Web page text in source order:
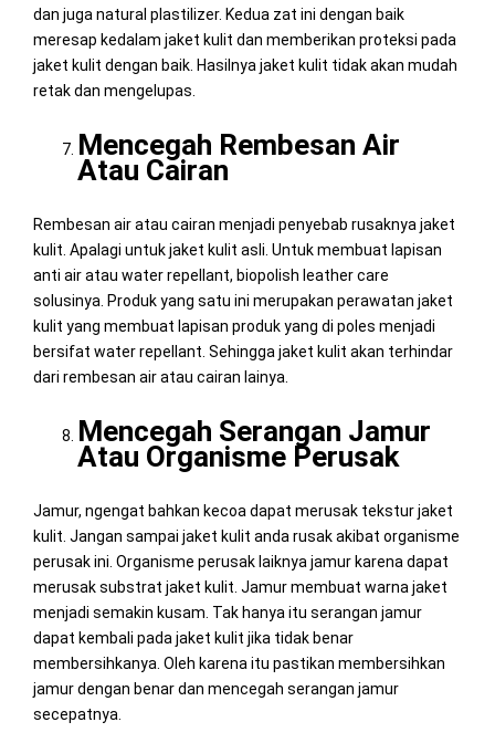
dan juga natural plastilizer. Kedua zat ini dengan baik
meresap kedalam jaket kulit dan memberikan proteksi pada
jaket kulit dengan baik. Hasilnya jaket kulit tidak akan mudah
retak dan mengelupas.
Mencegah Rembesan Air
Atau Cairan
Rembesan air atau cairan menjadi penyebab rusaknya jaket
kulit. Apalagi untuk jaket kulit asli. Untuk membuat lapisan
anti air atau water repellant, biopolish leather care
solusinya. Produk yang satu ini merupakan perawatan jaket
kulit yang membuat lapisan produk yang di poles menjadi
bersifat water repellant. Sehingga jaket kulit akan terhindar
dari rembesan air atau cairan lainya.
Mencegah Serangan Jamur
Atau Organisme Perusak
Jamur, ngengat bahkan kecoa dapat merusak tekstur jaket
kulit. Jangan sampai jaket kulit anda rusak akibat organisme
perusak ini. Organisme perusak laiknya jamur karena dapat
merusak substrat jaket kulit. Jamur membuat warna jaket
menjadi semakin kusam. Tak hanya itu serangan jamur
dapat kembali pada jaket kulit jika tidak benar
membersihkanya. Oleh karena itu pastikan membersihkan
jamur dengan benar dan mencegah serangan jamur
secepatnya.